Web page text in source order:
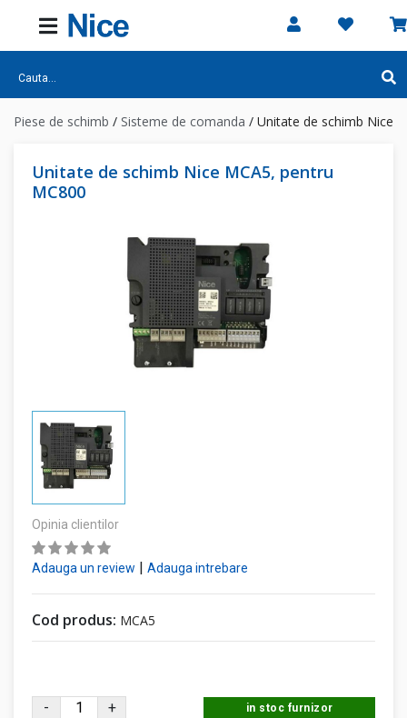
Piese de schimb / Sisteme de comanda / Unitate de schimb Nice
Unitate de schimb Nice MCA5, pentru
MC800
Opinia clientilor
Adauga un review Adauga intrebare
Cod produs: MCA5
- + in stoc furnizor